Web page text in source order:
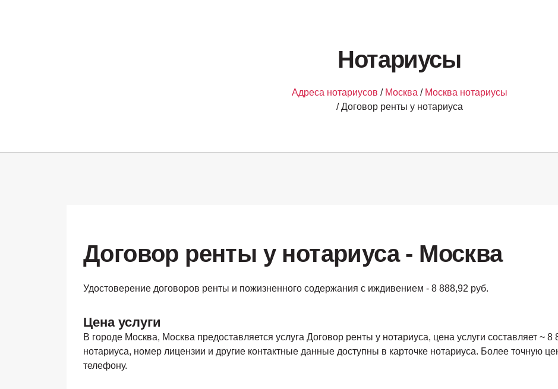
Нотариусы
Адреса нотариусов / Москва / Москва нотариусы
/ Договор ренты у нотариуса
Договор ренты у нотариуса - Москва
Удостоверение договоров ренты и пожизненного содержания с иждивением - 8 888,92 руб.
Цена услуги
В городе Москва, Москва предоставляется услуга Договор ренты у нотариуса, цена услуги составляет ~
нотариуса, номер лицензии и другие контактные данные доступны в карточке нотариуса. Более точную
телефону.